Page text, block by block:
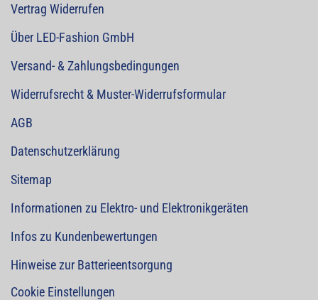
Vertrag Widerrufen
Über LED-Fashion GmbH
Versand- & Zahlungsbedingungen
Widerrufsrecht & Muster-Widerrufsformular
AGB
Datenschutzerklärung
Sitemap
Informationen zu Elektro- und Elektronikgeräten
Infos zu Kundenbewertungen
Hinweise zur Batterieentsorgung
Cookie Einstellungen